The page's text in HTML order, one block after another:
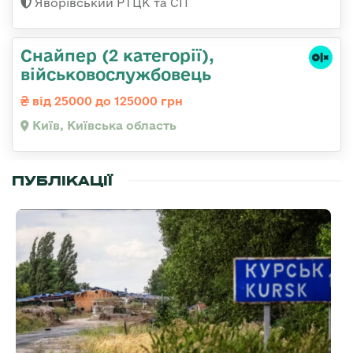
Яворівський РТЦК та СП
Снайпер (2 категорії),
військовослужбовець
від 25000 до 125000 грн
Київ, Київська область
ПУБЛІКАЦІЇ